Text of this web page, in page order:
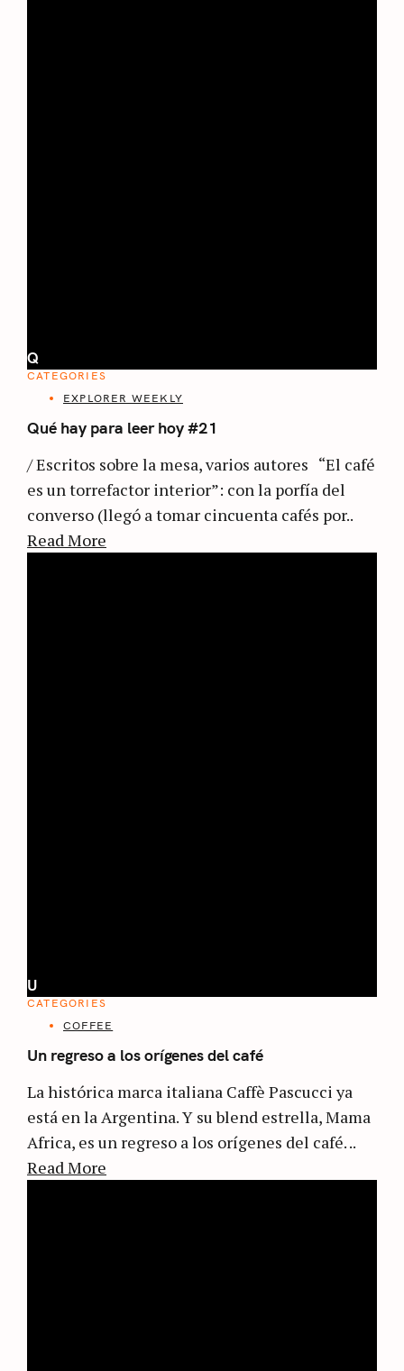
Q
CATEGORIES
EXPLORER WEEKLY
Qué hay para leer hoy #21
/ Escritos sobre la mesa, varios autores “El café
es un torrefactor interior”: con la porfía del
converso (llegó a tomar cincuenta cafés por..
Read More
U
CATEGORIES
COFFEE
Un regreso a los orígenes del café
La histórica marca italiana Caffè Pascucci ya
está en la Argentina. Y su blend estrella, Mama
Africa, es un regreso a los orígenes del café. ..
Read More